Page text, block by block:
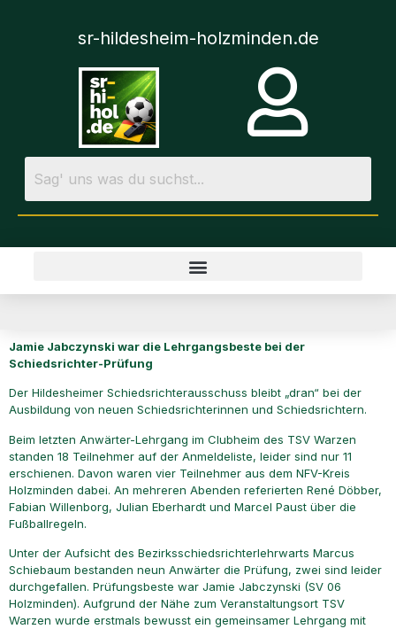
sr-hildesheim-holzminden.de
Jamie Jabczynski war die Lehrgangsbeste bei der
Schiedsrichter-Prüfung
Der Hildesheimer Schiedsrichterausschuss bleibt „dran“ bei der
Ausbildung von neuen Schiedsrichterinnen und Schiedsrichtern.
Beim letzten Anwärter-Lehrgang im Clubheim des TSV Warzen
standen 18 Teilnehmer auf der Anmeldeliste, leider sind nur 11
erschienen. Davon waren vier Teilnehmer aus dem NFV-Kreis
Holzminden dabei. An mehreren Abenden referierten René Döbber,
Fabian Willenborg, Julian Eberhardt und Marcel Paust über die
Fußballregeln.
Unter der Aufsicht des Bezirksschiedsrichterlehrwarts Marcus
Schiebaum bestanden neun Anwärter die Prüfung, zwei sind leider
durchgefallen. Prüfungsbeste war Jamie Jabczynski (SV 06
Holzminden). Aufgrund der Nähe zum Veranstaltungsort TSV
Warzen wurde erstmals bewusst ein gemeinsamer Lehrgang mit